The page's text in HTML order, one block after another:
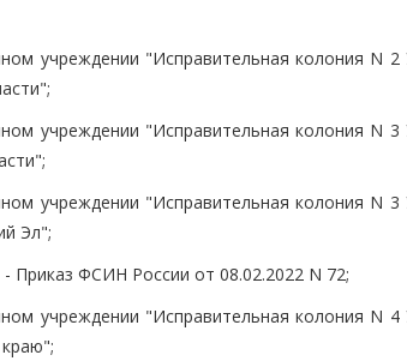
учреждении "Исправительная колония N
учреждении "Исправительная колония N
учреждении "Исправительная колония N
Эл";
- Приказ ФСИН России от 08.02.2022 N 72;
учреждении "Исправительная колония N